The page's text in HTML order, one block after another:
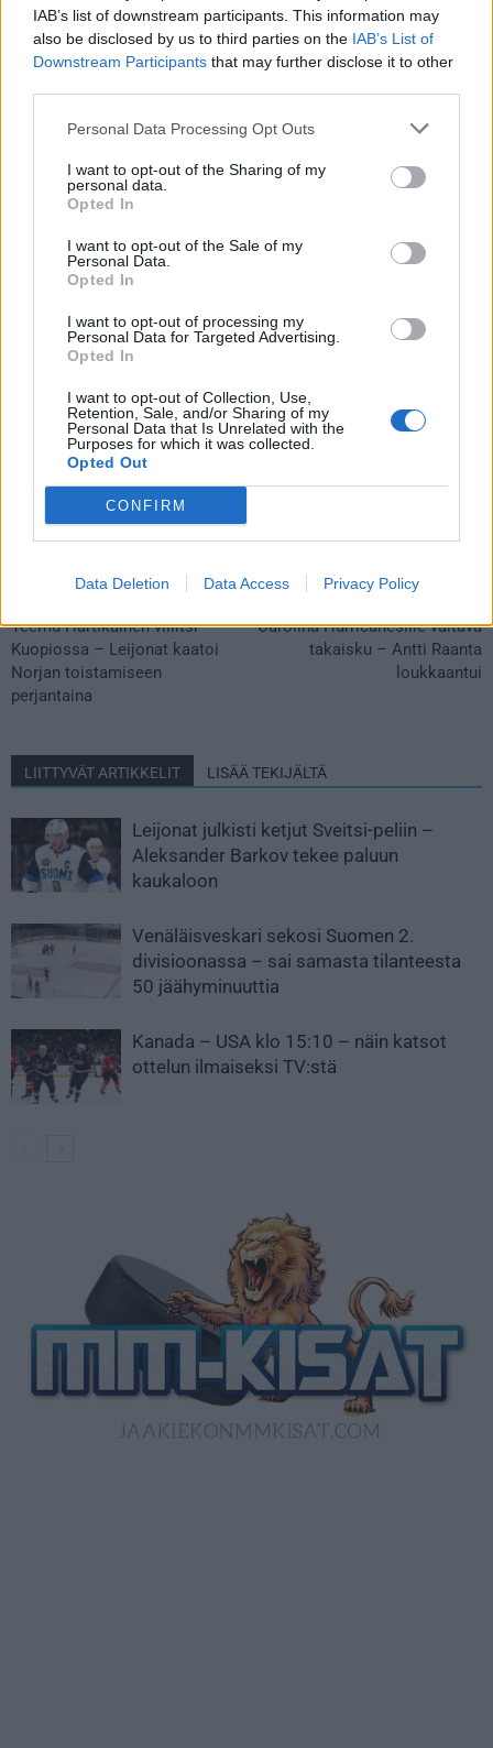
IAB’s list of downstream participants. This information may
also be disclosed by us to third parties on the IAB’s List of
Downstream Participants that may further disclose it to other
Personal Data Processing Opt Outs
I want to opt-out of the Sharing of my
personal data.
Opted In
I want to opt-out of the Sale of my
Personal Data.
Opted In
I want to opt-out of processing my
Personal Data for Targeted Advertising.
Opted In
I want to opt-out of Collection, Use,
Retention, Sale, and/or Sharing of my
Personal Data that Is Unrelated with the
Purposes for which it was collected.
Opted Out
CONFIRM
Data Deletion Data Access Privacy Policy
51 Filppula Valtteri
52 Palmu Petrus
76 Sallinen Jere
80 Mäenalanen Saku
82 Pesonen Harri
Tshekin EHT-turnauksessa nähdään mukana uusi maa, kun
Venäjä on sen sotatoimien vuoksi suljettu pois kansainvälisen
turnauksessa ottaa Itävalta, joka on mukana myös Suomessa
järjestettävissä MM-kisoissa.
Teemu Hartikainen villitsi
Kuopiossa – Leijonat kaatoi
Norjan toistamiseen
perjantaina
Seuraava artikkeli
Carolina Hurricanesille valtava
takaisku – Antti Raanta
loukkaantui
LIITTYVÄT ARTIKKELIT LISÄÄ TEKIJÄLTÄ
Leijonat julkisti ketjut Sveitsi-peliin –
Aleksander Barkov tekee paluun
kaukaloon
Venäläisveskari sekosi Suomen 2.
divisioonassa – sai samasta tilanteesta
50 jäähyminuuttia
Kanada – USA klo 15:10 – näin katsot
ottelun ilmaiseksi TV:stä